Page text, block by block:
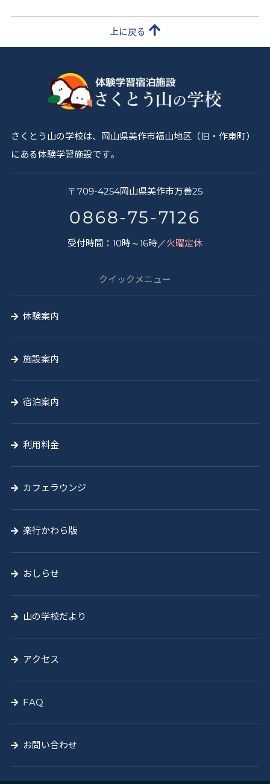
上に戻る
さくとう山の学校は、岡山県美作市福山地区（旧・作東町）
にある体験学習施設です。
校
〒 709-4254岡山県美作市万善25
0868-75-7126
受付時間：10時～16時／火曜定休
クイックメニュー
体験案内
施設案内
宿泊案内
利用料金
カフェラウンジ
楽行かわら版
おしらせ
山の学校だより
アクセス
FAQ
お問い合わせ